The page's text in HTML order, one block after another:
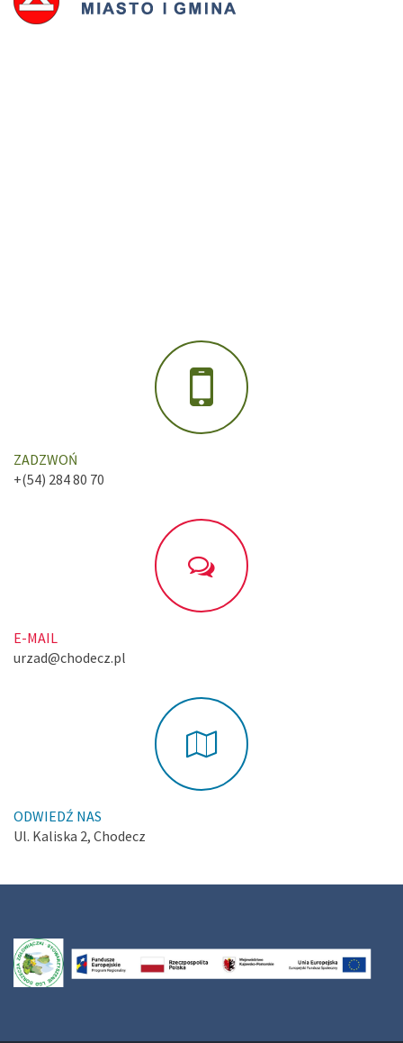
ZADZWOŃ
+(54) 284 80 70
E-MAIL
urzad@chodecz.pl
ODWIEDŹ NAS
Ul. Kaliska 2, Chodecz